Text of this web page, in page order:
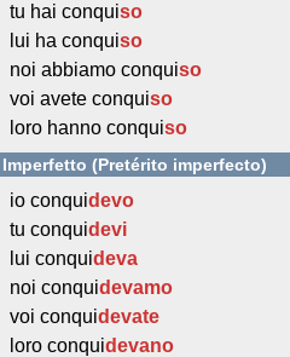
tu hai conquiso
lui ha conquiso
noi abbiamo conquiso
voi avete conquiso
loro hanno conquiso
Imperfetto (Pretérito imperfecto)
io conquidevo
tu conquidevi
lui conquideva
noi conquidevamo
voi conquidevate
loro conquidevano